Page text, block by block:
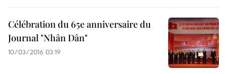
Célébration du 65e anniversaire du
Journal "Nhân Dân"
10/03/2016 03:19